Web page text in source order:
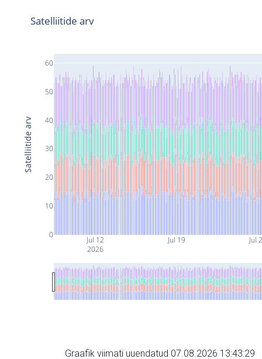
Jul 12
2026
Jul 19 Jul
0
10
20
30
40
50
60
Satelliitide arv
Satelliitide arv
Graafik viimati uuendatud 07.08.2026 13:43:29